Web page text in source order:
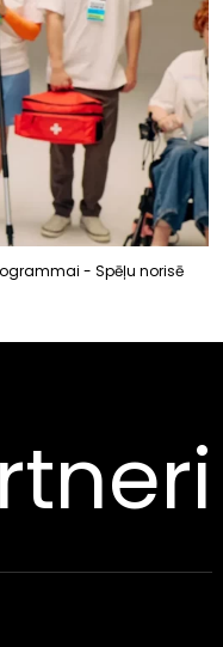
- Spēļu norisē